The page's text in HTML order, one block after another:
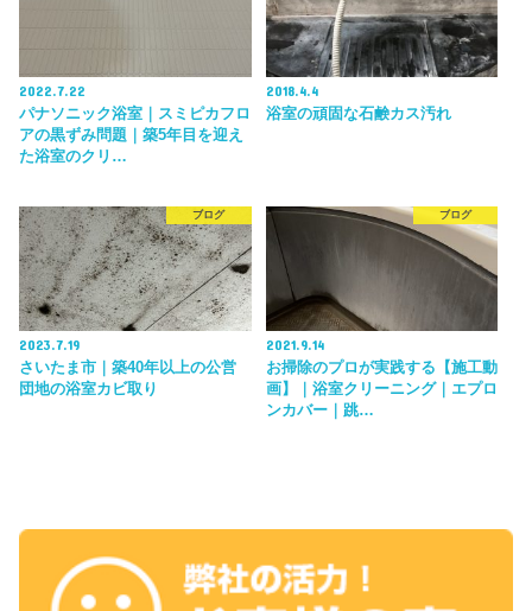
2022.7.22
パナソニック浴室｜スミピカフロ
アの黒ずみ問題｜築5年目を迎え
た浴室のクリ…
2018.4.4
浴室の頑固な石鹸カス汚れ
ブログ
2023.7.19
さいたま市｜築40年以上の公営
団地の浴室カビ取り
ブログ
2021.9.14
お掃除のプロが実践する【施工動
画】｜浴室クリーニング｜エプロ
ンカバー｜跳…